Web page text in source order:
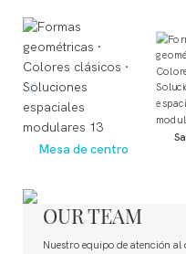
Mesa de centro
OUR TEAM
Nuestro equipo de atención